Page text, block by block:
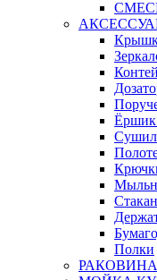
Ёршик
Полки
РАКОВИНА